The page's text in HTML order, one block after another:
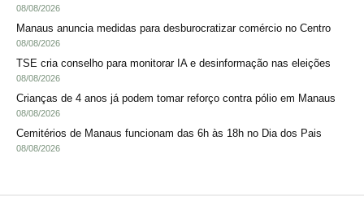
08/08/2026
Manaus anuncia medidas para desburocratizar comércio no Centro
08/08/2026
TSE cria conselho para monitorar IA e desinformação nas eleições
08/08/2026
Crianças de 4 anos já podem tomar reforço contra pólio em Manaus
08/08/2026
Cemitérios de Manaus funcionam das 6h às 18h no Dia dos Pais
08/08/2026